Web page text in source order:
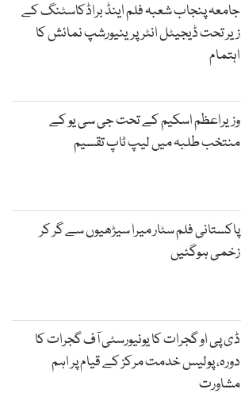
جامعہ پنجاب شعبہ فلم اینڈ براڈکاسٹنگ کے
زیر تحت ڈیجیٹل انٹرپرینیورشپ نمائش کا
اہتمام
وزیراعظم اسکیم کے تحت جی سی یو کے
منتخب طلبہ میں لیپ ٹاپ تقسیم
پاکستانی فلم سٹار میرا سیڑھیوں سے گر کر
زخمی ہوگئیں
ڈی پی او گجرات کا یونیورسٹی آف گجرات کا
دورہ، پولیس خدمت مرکز کے قیام پر اہم
مشاورت